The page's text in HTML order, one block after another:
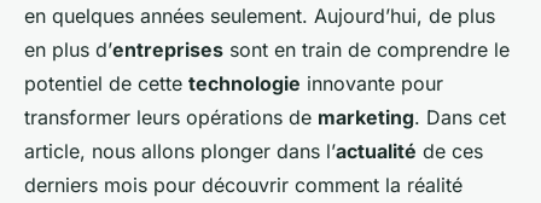
tendances en matière de
réalité virtuelle sociale
admin•12 novembre 2023•6 min de lecture
en quelques années seulement. Aujourd’hui, de plus
en plus d’entreprises sont en train de comprendre le
potentiel de cette technologie innovante pour
transformer leurs opérations de marketing. Dans cet
article, nous allons plonger dans l’actualité de ces
derniers mois pour découvrir comment la réalité